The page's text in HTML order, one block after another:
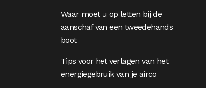
Waar moet u op letten bij de
aanschaf van een tweedehands
boot
Tips voor het verlagen van het
energiegebruik van je airco